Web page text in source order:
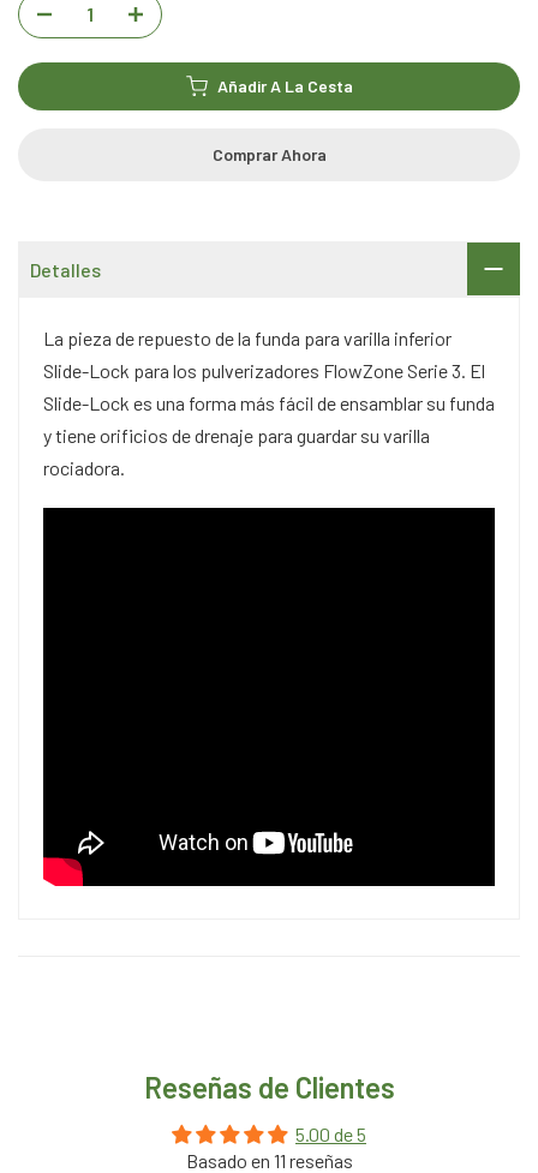
Añadir A La Cesta
Comprar Ahora
Detalles
La pieza de repuesto de la funda para varilla inferior
Slide-Lock para los pulverizadores FlowZone Serie 3. El
Slide-Lock es una forma más fácil de ensamblar su funda
y tiene orificios de drenaje para guardar su varilla
rociadora.
Reseñas de Clientes
5.00 de 5
Basado en 11 reseñas